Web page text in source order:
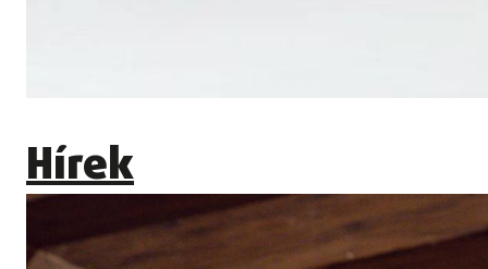
Hírek